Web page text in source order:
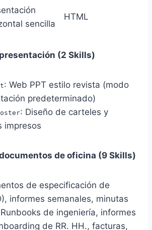
sencilla
HTML
(2 Skills)
: Web PPT estilo revista (modo
predeterminado)
: Diseño de carteles y
impresos
de oficina (9 Skills)
de especificación de
informes semanales, minutas
de ingeniería, informes
de RR. HH., facturas,